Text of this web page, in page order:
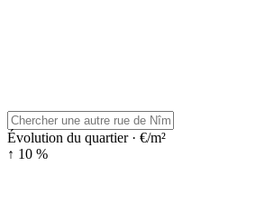
Évolution du quartier · €/m²
↑ 10 %